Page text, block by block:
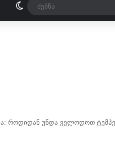
Switch skin
როდიდან უნდა ველოდოთ